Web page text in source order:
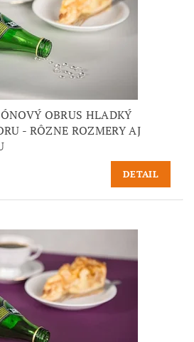
OBRUS HLADKÝ
- RÔZNE ROZMERY AJ
DETAIL